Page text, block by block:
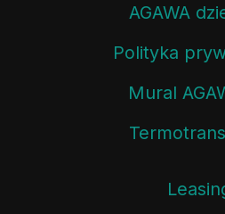
AGAWA
Polityka
Mural